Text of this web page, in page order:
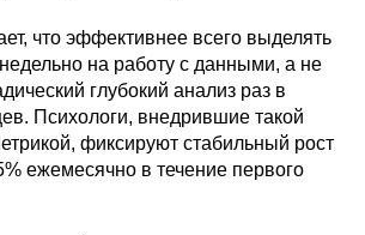
что эффективнее всего выделять
на работу с данными, а не
глубокий анализ раз в
Психологи, внедрившие такой
фиксируют стабильный рост
ежемесячно в течение первого